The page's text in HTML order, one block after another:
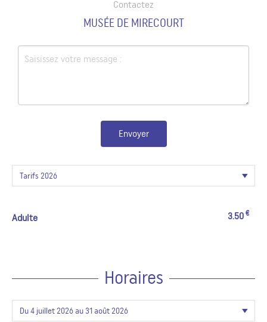
Contactez
MUSÉE DE MIRECOURT
Envoyer
Adulte 3.50 €
Horaires